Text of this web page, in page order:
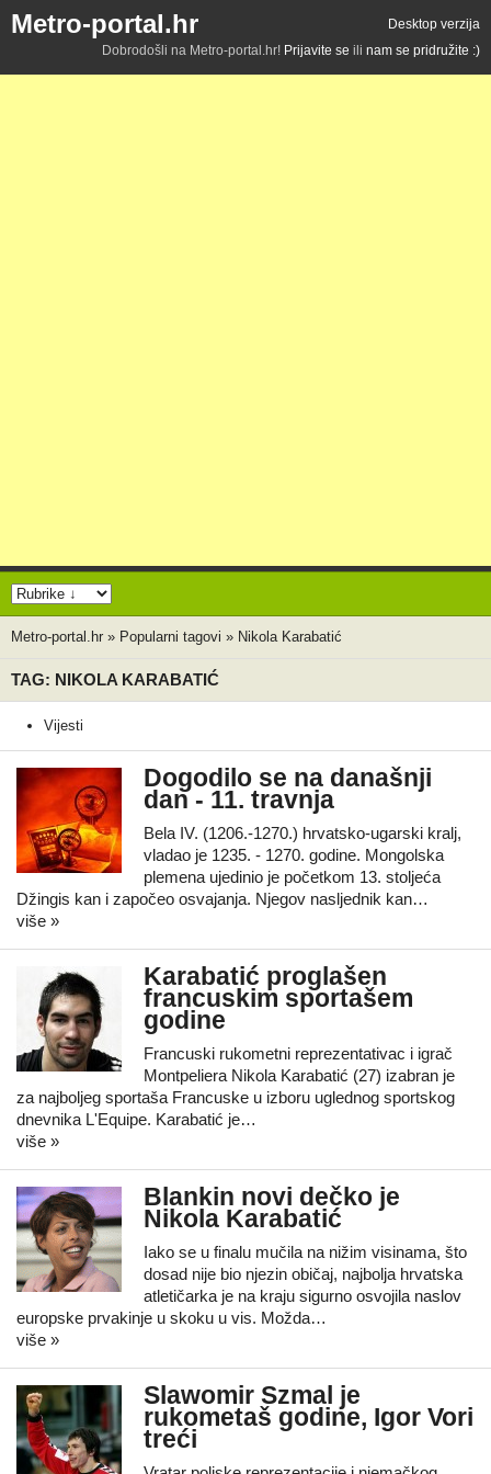
Metro-portal.hr
Desktop verzija
Dobrodošli na Metro-portal.hr! Prijavite se ili nam se pridružite :)
Metro-portal.hr » Popularni tagovi » Nikola Karabatić
TAG: NIKOLA KARABATIĆ
Vijesti
Dogodilo se na današnji
dan - 11. travnja
Bela IV. (1206.-1270.) hrvatsko-ugarski kralj,
vladao je 1235. - 1270. godine. Mongolska
plemena ujedinio je početkom 13. stoljeća
Džingis kan i započeo osvajanja. Njegov nasljednik kan…
više »
Karabatić proglašen
francuskim sportašem
godine
Francuski rukometni reprezentativac i igrač
Montpeliera Nikola Karabatić (27) izabran je
za najboljeg sportaša Francuske u izboru uglednog sportskog
dnevnika L'Equipe. Karabatić je…
više »
Blankin novi dečko je
Nikola Karabatić
Iako se u finalu mučila na nižim visinama, što
dosad nije bio njezin običaj, najbolja hrvatska
atletičarka je na kraju sigurno osvojila naslov
europske prvakinje u skoku u vis. Možda…
više »
Slawomir Szmal je
rukometaš godine, Igor Vori
treći